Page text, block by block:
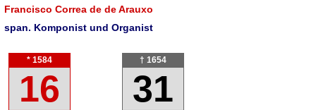
Francisco Correa de de Arauxo
span. Komponist und Organist
* 1584
16
† 1654
31